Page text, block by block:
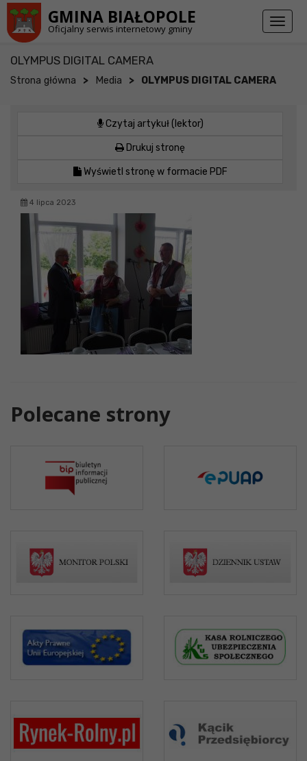
GMINA BIAŁOPOLE
Oficjalny serwis internetowy gminy
Toggle
OLYMPUS DIGITAL CAMERA
Strona główna > Media > OLYMPUS DIGITAL CAMERA
Czytaj artykuł (lektor)
Drukuj stronę
Wyświetl stronę w formacie PDF
4 lipca 2023
Polecane strony